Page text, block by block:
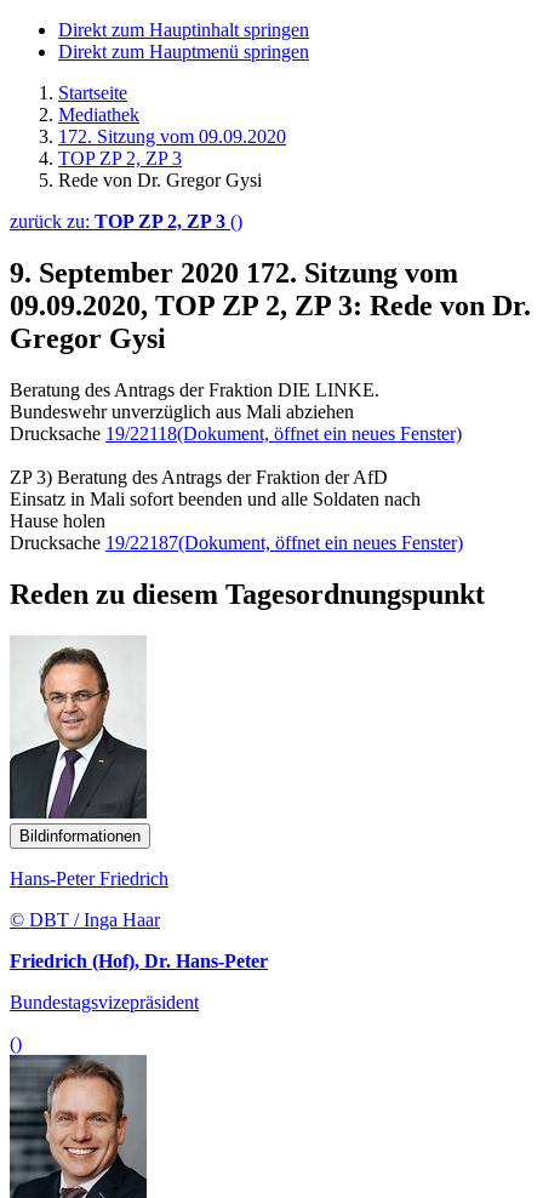
Direkt zum Hauptinhalt springen
Direkt zum Hauptmenü springen
Startseite
Mediathek
172. Sitzung vom 09.09.2020
TOP ZP 2, ZP 3
Rede von Dr. Gregor Gysi
zurück zu: TOP ZP 2, ZP 3 ()
9. September 2020 172. Sitzung vom
09.09.2020, TOP ZP 2, ZP 3: Rede von Dr.
Gregor Gysi
Beratung des Antrags der Fraktion DIE LINKE.
Bundeswehr unverzüglich aus Mali abziehen
Drucksache 19/22118(Dokument, öffnet ein neues Fenster)
ZP 3) Beratung des Antrags der Fraktion der AfD
Einsatz in Mali sofort beenden und alle Soldaten nach
Hause holen
Drucksache 19/22187(Dokument, öffnet ein neues Fenster)
Reden zu diesem Tagesordnungspunkt
Bildinformationen
Hans-Peter Friedrich
© DBT / Inga Haar
Friedrich (Hof), Dr. Hans-Peter
Bundestagsvizepräsident
()